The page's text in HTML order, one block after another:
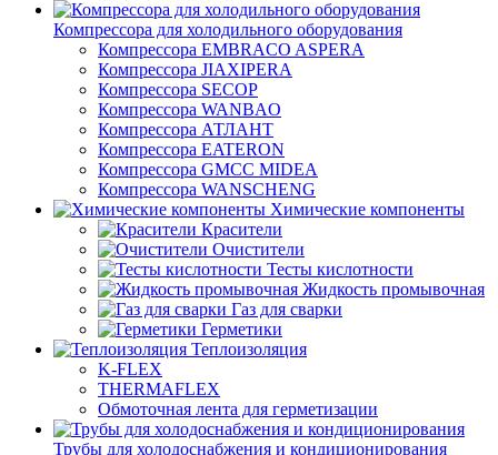
Компрессора для холодильного оборудования
Компрессора EMBRACO ASPERA
Компрессора JIAXIPERA
Компрессора SECOP
Компрессора WANBAO
Компрессора АТЛАНТ
Компрессора EATERON
Компрессора GMCC MIDEA
Компрессора WANSCHENG
Химические компоненты
Красители
Очистители
Тесты кислотности
Жидкость промывочная
Газ для сварки
Герметики
Теплоизоляция
K-FLEX
THERMAFLEX
Обмоточная лента для герметизации
Трубы для холодоснабжения и кондиционирования